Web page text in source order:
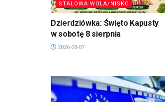
STALOWA WOLA/NISKO
Dzierdziówka: Święto Kapusty
w sobotę 8 sierpnia
2026-08-07